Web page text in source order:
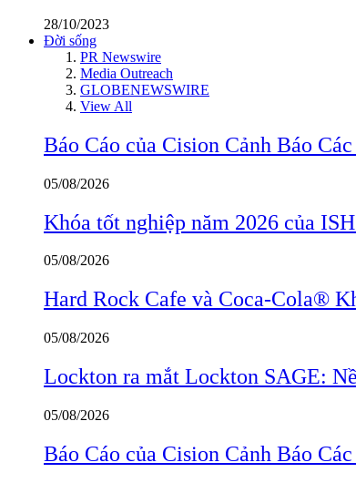
28/10/2023
Đời sống
PR Newswire
Media Outreach
GLOBENEWSWIRE
View All
Báo Cáo của Cision Cảnh Báo
05/08/2026
Khóa tốt nghiệp năm 2026 của
05/08/2026
Hard Rock Cafe và Coca-Cola®
05/08/2026
Lockton ra mắt Lockton SAGE:
05/08/2026
Báo Cáo của Cision Cảnh Báo